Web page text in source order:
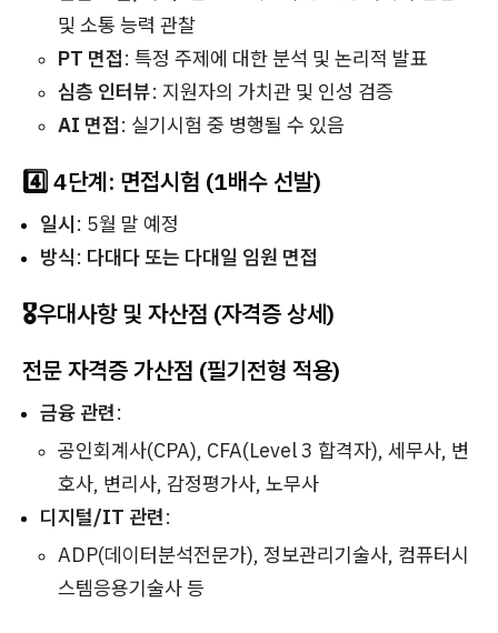
및 소통 능력 관찰
PT 면접: 특정 주제에 대한 분석 및 논리적 발표
심층 인터뷰: 지원자의 가치관 및 인성 검증
AI 면접: 실기시험 중 병행될 수 있음
4️⃣ 4단계: 면접시험 (1배수 선발)
일시: 5월 말 예정
방식: 다대다 또는 다대일 임원 면접
🎖️우대사항 및 자산점 (자격증 상세)
전문 자격증 가산점 (필기전형 적용)
금융 관련:
공인회계사(CPA), CFA(Level 3 합격자), 세무사, 변
호사, 변리사, 감정평가사, 노무사
디지털/IT 관련:
ADP(데이터분석전문가), 정보관리기술사, 컴퓨터시
스템응용기술사 등